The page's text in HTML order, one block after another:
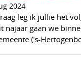
2024
leg ik jullie het
najaar gaan we
('s-